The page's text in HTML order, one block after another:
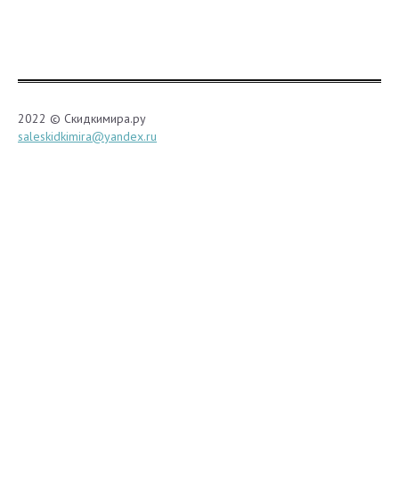
2022 © Скидкимира.ру
saleskidkimira@yandex.ru